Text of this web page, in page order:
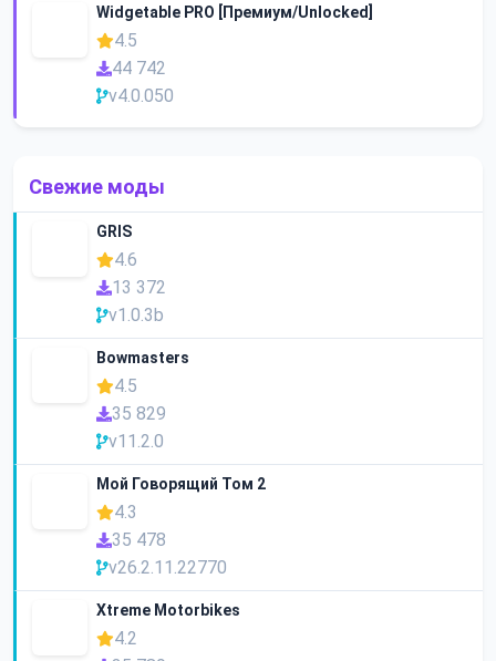
Widgetable PRO [Премиум/Unlocked]
4.5
44 742
v4.0.050
Свежие моды
GRIS
4.6
13 372
v1.0.3b
Bowmasters
4.5
35 829
v11.2.0
Мой Говорящий Том 2
4.3
35 478
v26.2.11.22770
Xtreme Motorbikes
4.2